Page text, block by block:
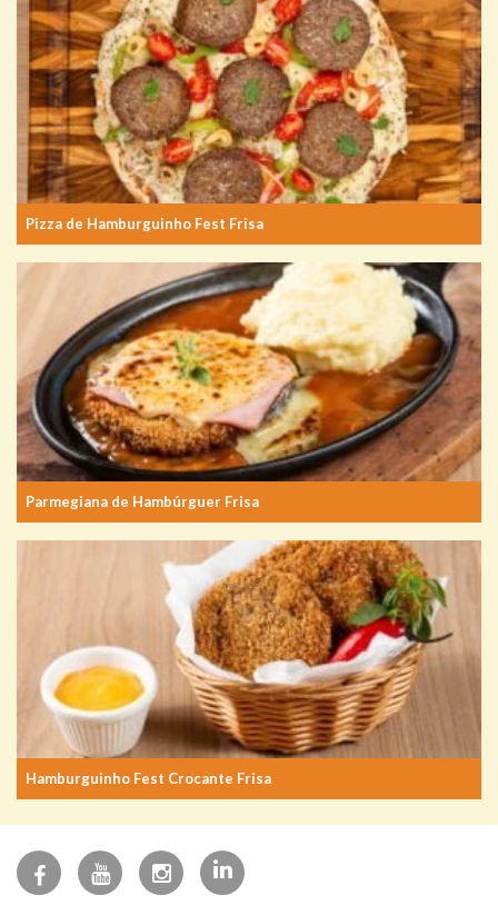
Pizza de Hamburguinho Fest Frisa
Parmegiana de Hambúrguer Frisa
Hamburguinho Fest Crocante Frisa